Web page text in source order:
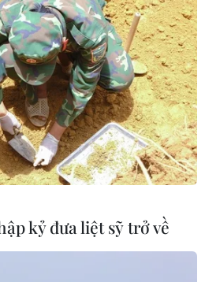
mô lớn
780 trường
công lập
thương công
lên đến 29,7
kỷ đưa liệt sỹ trở về